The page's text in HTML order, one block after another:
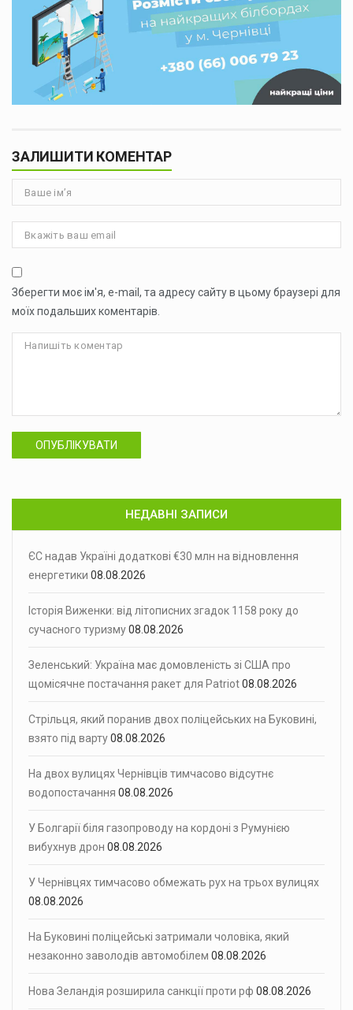
ЗАЛИШИТИ КОМЕНТАР
Зберегти моє ім'я, e-mail, та адресу сайту в цьому браузері для
моїх подальших коментарів.
ОПУБЛІКУВАТИ
НЕДАВНІ ЗАПИСИ
ЄС надав Україні додаткові €30 млн на відновлення
енергетики 08.08.2026
Історія Виженки: від літописних згадок 1158 року до
сучасного туризму08.08.2026
Зеленський: Україна має домовленість зі США про
щомісячне постачання ракет для Patriot08.08.2026
Стрільця, який поранив двох поліцейських на Буковині,
взято під варту08.08.2026
На двох вулицях Чернівців тимчасово відсутнє
водопостачання 08.08.2026
У Болгарії біля газопроводу на кордоні з Румунією
вибухнув дрон 08.08.2026
У Чернівцях тимчасово обмежать рух на трьох вулицях
08.08.2026
На Буковині поліцейські затримали чоловіка, який
незаконно заволодів автомобілем 08.08.2026
Нова Зеландія розширила санкції проти рф 08.08.2026